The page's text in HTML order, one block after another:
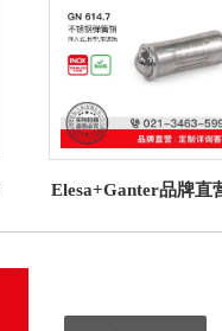
Elesa+Ganter品牌直
簧销 压入式带滚珠